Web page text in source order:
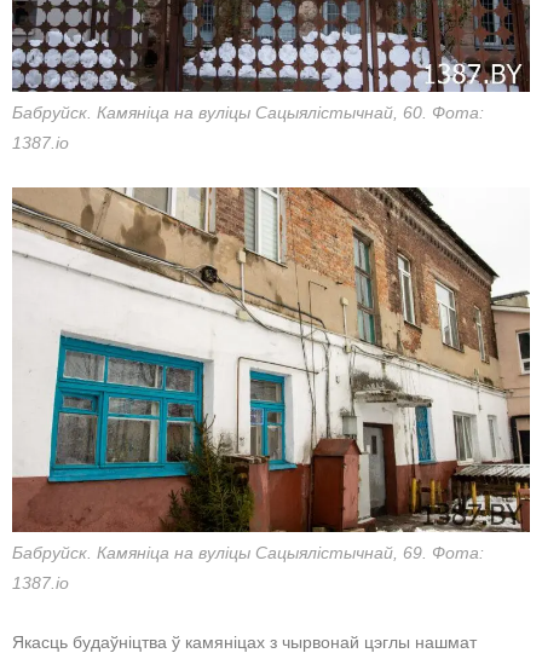
Бабруйск. Камяніца на вуліцы Сацыялістычнай, 60. Фота:
1387.io
Бабруйск. Камяніца на вуліцы Сацыялістычнай, 69. Фота:
1387.io
Якасць будаўніцтва ў камяніцах з чырвонай цэглы нашмат